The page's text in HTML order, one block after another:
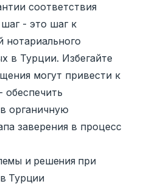
соответствия
- это шаг к
в Турции. Избегайте
могут привести к
обеспечить
органичную
заверения в процесс
и решения при
Турции